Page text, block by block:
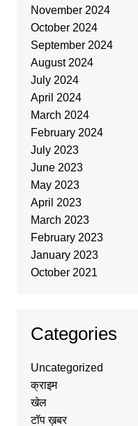
November 2024
October 2024
September 2024
August 2024
July 2024
April 2024
March 2024
February 2024
July 2023
June 2023
May 2023
April 2023
March 2023
February 2023
January 2023
October 2021
Categories
Uncategorized
क्राइम
खेल
टॉप ख़बर